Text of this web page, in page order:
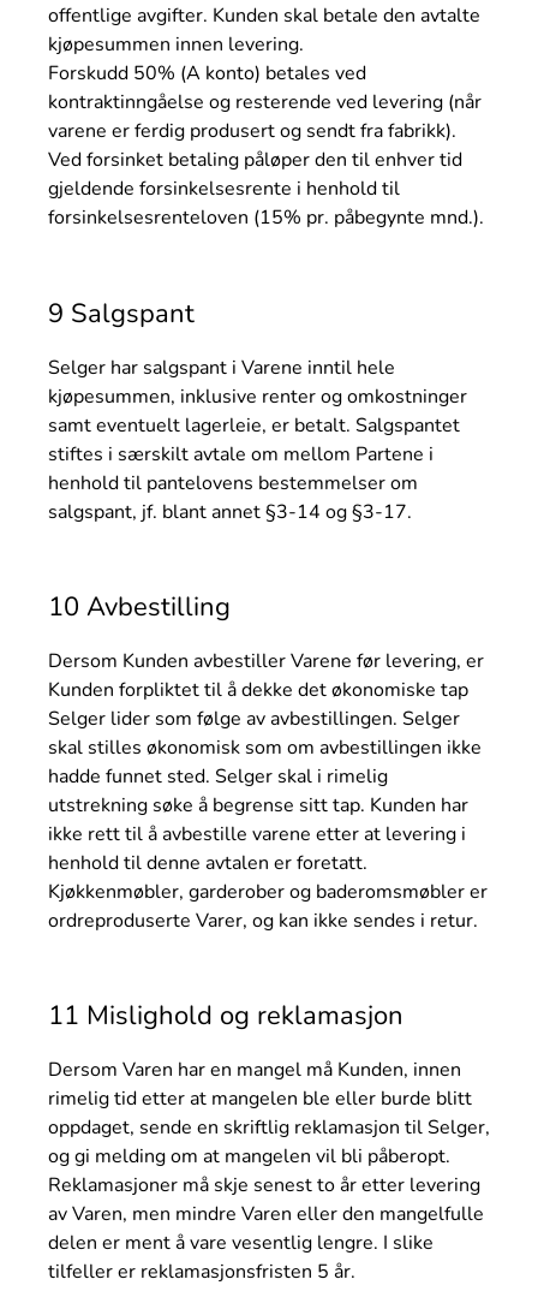
offentlige avgifter. Kunden skal betale den avtalte
kjøpesummen innen levering.
Forskudd 50% (A konto) betales ved
kontraktinngåelse og resterende ved levering (når
varene er ferdig produsert og sendt fra fabrikk).
Ved forsinket betaling påløper den til enhver tid
gjeldende forsinkelsesrente i henhold til
forsinkelsesrenteloven (15% pr. påbegynte mnd.).
9 Salgspant
Selger har salgspant i Varene inntil hele
kjøpesummen, inklusive renter og omkostninger
samt eventuelt lagerleie, er betalt. Salgspantet
stiftes i særskilt avtale om mellom Partene i
henhold til pantelovens bestemmelser om
salgspant, jf. blant annet §3-14 og §3-17.
10 Avbestilling
Dersom Kunden avbestiller Varene før levering, er
Kunden forpliktet til å dekke det økonomiske tap
Selger lider som følge av avbestillingen. Selger
skal stilles økonomisk som om avbestillingen ikke
hadde funnet sted. Selger skal i rimelig
utstrekning søke å begrense sitt tap. Kunden har
ikke rett til å avbestille varene etter at levering i
henhold til denne avtalen er foretatt.
Kjøkkenmøbler, garderober og baderomsmøbler er
ordreproduserte Varer, og kan ikke sendes i retur.
11 Mislighold og reklamasjon
Dersom Varen har en mangel må Kunden, innen
rimelig tid etter at mangelen ble eller burde blitt
oppdaget, sende en skriftlig reklamasjon til Selger,
og gi melding om at mangelen vil bli påberopt.
Reklamasjoner må skje senest to år etter levering
av Varen, men mindre Varen eller den mangelfulle
delen er ment å vare vesentlig lengre. I slike
tilfeller er reklamasjonsfristen 5 år.